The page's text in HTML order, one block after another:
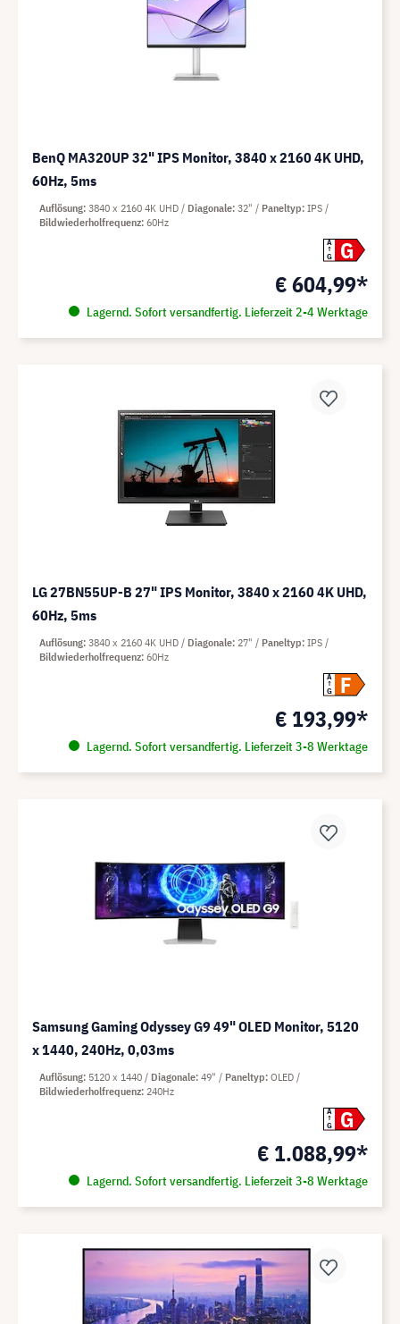
BenQ MA320UP 32" IPS Monitor, 3840 x 2160 4K UHD,
60Hz, 5ms
A
G
G
€ 604,99*
Lagernd. Sofort versandfertig. Lieferzeit 2-4 Werktage
Auflösung 3840 x 2160 4K UHD Diagonale 32" Paneltyp IPS
Bildwiederholfrequenz 60Hz
LG 27BN55UP-B 27" IPS Monitor, 3840 x 2160 4K UHD,
60Hz, 5ms
A
G
F
€ 193,99*
Lagernd. Sofort versandfertig. Lieferzeit 3-8 Werktage
Auflösung 3840 x 2160 4K UHD Diagonale 27" Paneltyp IPS
Bildwiederholfrequenz 60Hz
Samsung Gaming Odyssey G9 49" OLED Monitor, 5120
x 1440, 240Hz, 0,03ms
A
G
G
€ 1.088,99*
Lagernd. Sofort versandfertig. Lieferzeit 3-8 Werktage
Auflösung 5120 x 1440 Diagonale 49" Paneltyp OLED
Bildwiederholfrequenz 240Hz